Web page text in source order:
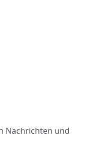
Nachrichten und